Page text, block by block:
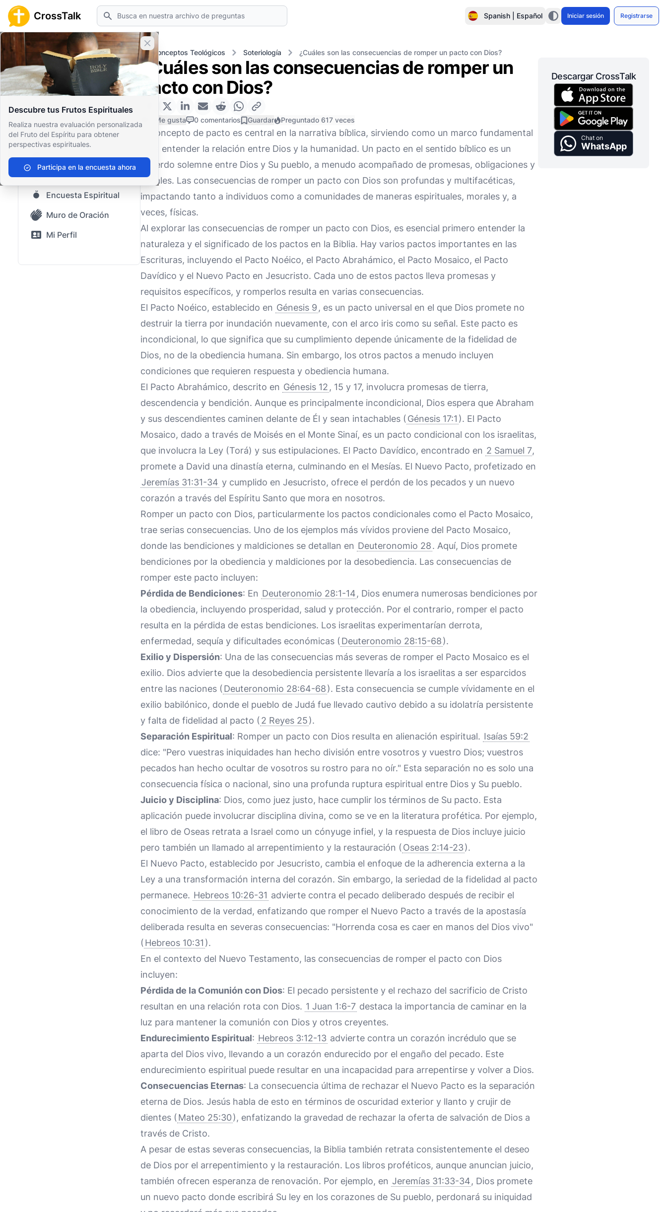
CrossTalk Buscar Spanish | Español Iniciar sesión Registrarse
Cerrar banner
Descubre tus Frutos Espirituales
Realiza nuestra evaluación personalizada
del Fruto del Espíritu para obtener
perspectivas espirituales.
Participa en la encuesta ahora
Inicio Archivo de Preguntas Conceptos Teológicos Soteriología ¿Cuáles son las consecuencias de romper un pacto con Dios?
Inicio
Archivo de Preguntas
Nuestro blog
Contenido guardado
Preguntas Populares
Biblia Sagrada
Encuesta Espiritual
Muro de Oración
Mi Perfil
¿Cuáles son las consecuencias de romper un
pacto con Dios?
0 Me gusta 0 comentarios Guardar Preguntado 617 veces
El concepto de pacto es central en la narrativa bíblica, sirviendo como un marco fundamental
para entender la relación entre Dios y la humanidad. Un pacto en el sentido bíblico es un
acuerdo solemne entre Dios y Su pueblo, a menudo acompañado de promesas, obligaciones y
señales. Las consecuencias de romper un pacto con Dios son profundas y multifacéticas,
impactando tanto a individuos como a comunidades de maneras espirituales, morales y, a
veces, físicas.
Al explorar las consecuencias de romper un pacto con Dios, es esencial primero entender la
naturaleza y el significado de los pactos en la Biblia. Hay varios pactos importantes en las
Escrituras, incluyendo el Pacto Noéico, el Pacto Abrahámico, el Pacto Mosaico, el Pacto
Davídico y el Nuevo Pacto en Jesucristo. Cada uno de estos pactos lleva promesas y
requisitos específicos, y romperlos resulta en varias consecuencias.
El Pacto Noéico, establecido en Génesis 9 , es un pacto universal en el que Dios promete no
destruir la tierra por inundación nuevamente, con el arco iris como su señal. Este pacto es
incondicional, lo que significa que su cumplimiento depende únicamente de la fidelidad de
Dios, no de la obediencia humana. Sin embargo, los otros pactos a menudo incluyen
condiciones que requieren respuesta y obediencia humana.
El Pacto Abrahámico, descrito en Génesis 12 , 15 y 17, involucra promesas de tierra,
descendencia y bendición. Aunque es principalmente incondicional, Dios espera que Abraham
y sus descendientes caminen delante de Él y sean intachables ( Génesis 17:1 ). El Pacto
Mosaico, dado a través de Moisés en el Monte Sinaí, es un pacto condicional con los israelitas,
que involucra la Ley (Torá) y sus estipulaciones. El Pacto Davídico, encontrado en 2 Samuel 7,
promete a David una dinastía eterna, culminando en el Mesías. El Nuevo Pacto, profetizado en
Jeremías 31:31-34 y cumplido en Jesucristo, ofrece el perdón de los pecados y un nuevo
corazón a través del Espíritu Santo que mora en nosotros.
Romper un pacto con Dios, particularmente los pactos condicionales como el Pacto Mosaico,
trae serias consecuencias. Uno de los ejemplos más vívidos proviene del Pacto Mosaico,
donde las bendiciones y maldiciones se detallan en Deuteronomio 28. Aquí, Dios promete
bendiciones por la obediencia y maldiciones por la desobediencia. Las consecuencias de
romper este pacto incluyen:
Pérdida de Bendiciones: En Deuteronomio 28:1-14, Dios enumera numerosas bendiciones por
la obediencia, incluyendo prosperidad, salud y protección. Por el contrario, romper el pacto
resulta en la pérdida de estas bendiciones. Los israelitas experimentarían derrota,
enfermedad, sequía y dificultades económicas ( Deuteronomio 28:15-68).
Exilio y Dispersión: Una de las consecuencias más severas de romper el Pacto Mosaico es el
exilio. Dios advierte que la desobediencia persistente llevaría a los israelitas a ser esparcidos
entre las naciones ( Deuteronomio 28:64-68). Esta consecuencia se cumple vívidamente en el
exilio babilónico, donde el pueblo de Judá fue llevado cautivo debido a su idolatría persistente
y falta de fidelidad al pacto ( 2 Reyes 25).
Separación Espiritual: Romper un pacto con Dios resulta en alienación espiritual. Isaías 59:2
dice: "Pero vuestras iniquidades han hecho división entre vosotros y vuestro Dios; vuestros
pecados han hecho ocultar de vosotros su rostro para no oír." Esta separación no es solo una
consecuencia física o nacional, sino una profunda ruptura espiritual entre Dios y Su pueblo.
Juicio y Disciplina: Dios, como juez justo, hace cumplir los términos de Su pacto. Esta
aplicación puede involucrar disciplina divina, como se ve en la literatura profética. Por ejemplo,
el libro de Oseas retrata a Israel como un cónyuge infiel, y la respuesta de Dios incluye juicio
pero también un llamado al arrepentimiento y la restauración ( Oseas 2:14-23).
El Nuevo Pacto, establecido por Jesucristo, cambia el enfoque de la adherencia externa a la
Ley a una transformación interna del corazón. Sin embargo, la seriedad de la fidelidad al pacto
permanece. Hebreos 10:26-31 advierte contra el pecado deliberado después de recibir el
conocimiento de la verdad, enfatizando que romper el Nuevo Pacto a través de la apostasía
deliberada resulta en severas consecuencias: "Horrenda cosa es caer en manos del Dios vivo"
( Hebreos 10:31 ).
En el contexto del Nuevo Testamento, las consecuencias de romper el pacto con Dios
incluyen:
Pérdida de la Comunión con Dios: El pecado persistente y el rechazo del sacrificio de Cristo
resultan en una relación rota con Dios. 1 Juan 1:6-7 destaca la importancia de caminar en la
luz para mantener la comunión con Dios y otros creyentes.
Endurecimiento Espiritual: Hebreos 3:12-13 advierte contra un corazón incrédulo que se
aparta del Dios vivo, llevando a un corazón endurecido por el engaño del pecado. Este
endurecimiento espiritual puede resultar en una incapacidad para arrepentirse y volver a Dios.
Consecuencias Eternas: La consecuencia última de rechazar el Nuevo Pacto es la separación
eterna de Dios. Jesús habla de esto en términos de oscuridad exterior y llanto y crujir de
dientes ( Mateo 25:30), enfatizando la gravedad de rechazar la oferta de salvación de Dios a
través de Cristo.
A pesar de estas severas consecuencias, la Biblia también retrata consistentemente el deseo
de Dios por el arrepentimiento y la restauración. Los libros proféticos, aunque anuncian juicio,
también ofrecen esperanza de renovación. Por ejemplo, en Jeremías 31:33-34, Dios promete
un nuevo pacto donde escribirá Su ley en los corazones de Su pueblo, perdonará su iniquidad
Descargar CrossTalk
Chat on
WhatsApp